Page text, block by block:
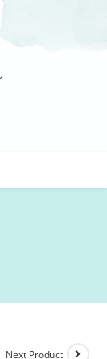
Next Product